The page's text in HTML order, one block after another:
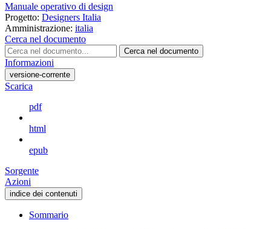
Manuale operativo di design
Progetto: Designers Italia
Amministrazione: italia
Cerca nel documento
Cerca nel documento
Informazioni
versione-corrente
Scarica
pdf
html
epub
Sorgente
Azioni
indice dei contenuti
Sommario